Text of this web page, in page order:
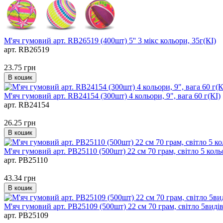
М'яч гумовий арт. RB26519 (400шт) 5'' 3 мікс кольори, 35г(КІ)
арт. RB26519
23.75 грн
В кошик
М'яч гумовий арт. RB24154 (300шт) 4 кольори, 9", вага 60 г(КІ)
арт. RB24154
26.25 грн
В кошик
М'яч гумовий арт. PB25110 (500шт) 22 см 70 грам, світло 5
арт. PB25110
43.34 грн
В кошик
М'яч гумовий арт. PB25109 (500шт) 22 см 70 грам, світло
арт. PB25109